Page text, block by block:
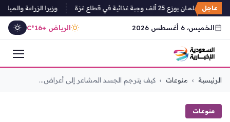
عاجل
يوزع 25 ألف وجبة غذائية في قطاع غزة وزيرا الزراعة
الخميس، 6 أغسطس 2026 الرياض +16°C
التجاوز
الرئيسية › منوعات › كيف يترجم الجسد المشاعر إلى أعراض...
منوعات